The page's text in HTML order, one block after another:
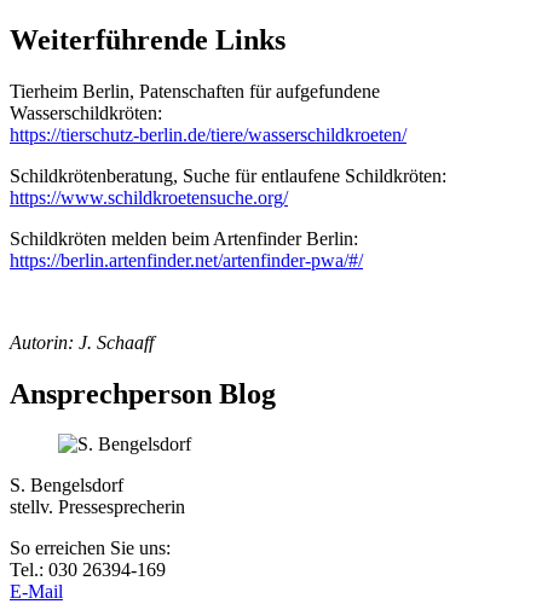
Weiterführende Links
Tierheim Berlin, Patenschaften für aufgefundene
Wasserschildkröten:
https://tierschutz-berlin.de/tiere/wasserschildkroeten/
Schildkrötenberatung, Suche für entlaufene Schildkröten:
https://www.schildkroetensuche.org/
Schildkröten melden beim Artenfinder Berlin:
https://berlin.artenfinder.net/artenfinder-pwa/#/
Autorin: J. Schaaff
Ansprechperson Blog
S. Bengelsdorf
stellv. Pressesprecherin
So erreichen Sie uns:
Tel.: 030 26394-169
E-Mail